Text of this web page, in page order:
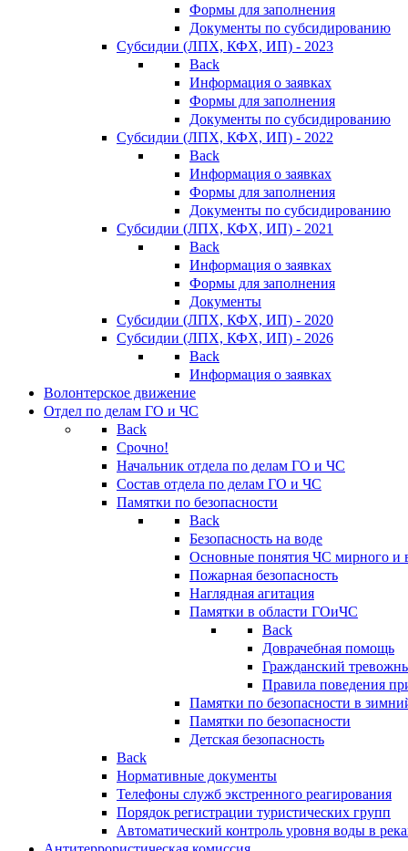
Формы для заполнения
Документы по субсидированию
Субсидии (ЛПХ, КФХ, ИП) - 2023
Back
Информация о заявках
Формы для заполнения
Документы по субсидированию
Субсидии (ЛПХ, КФХ, ИП) - 2022
Back
Информация о заявках
Формы для заполнения
Документы по субсидированию
Субсидии (ЛПХ, КФХ, ИП) - 2021
Back
Информация о заявках
Формы для заполнения
Документы
Субсидии (ЛПХ, КФХ, ИП) - 2020
Субсидии (ЛПХ, КФХ, ИП) - 2026
Back
Информация о заявках
Волонтерское движение
Отдел по делам ГО и ЧС
Back
Срочно!
Начальник отдела по делам ГО и ЧС
Состав отдела по делам ГО и ЧС
Памятки по безопасности
Back
Безопасность на воде
Основные понятия ЧС мирного и
Пожарная безопасность
Наглядная агитация
Памятки в области ГОиЧС
Back
Доврачебная помощь
Гражданский
Правила поведения
Памятки по безопасности в
Памятки по безопасности
Детская безопасность
Back
Нормативные документы
Телефоны служб экстренного реагирования
Порядок регистрации туристических групп
Автоматический контроль уровня воды в